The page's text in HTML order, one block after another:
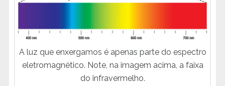
A luz que enxergamos é apenas parte do espectro
eletromagnético. Note, na imagem acima, a faixa
do infravermelho.